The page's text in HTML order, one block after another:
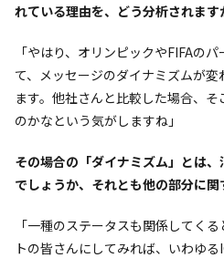
れている理由を、どう分析されます
「やはり、オリンピックやFIFAの
て、メッセージのダイナミズムが
ます。他社さんと比較した場合、
のかなという気がしますね」
――その場合の「ダイナミズム」とは
でしょうか、それとも他の部分に関
「一種のステータスも関係してく
トの皆さんにしてみれば、いわゆ